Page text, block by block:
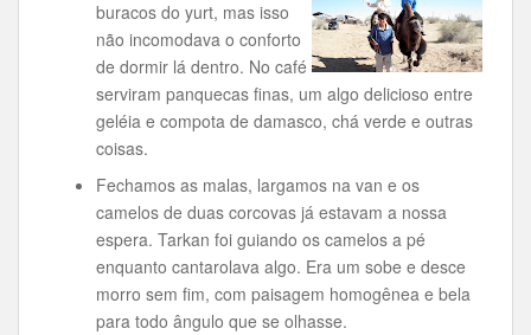
buracos do yurt, mas isso
não incomodava o conforto
de dormir lá dentro. No café
serviram panquecas finas, um algo delicioso entre
geléia e compota de damasco, chá verde e outras
coisas.
Fechamos as malas, largamos na van e os
camelos de duas corcovas já estavam a nossa
espera. Tarkan foi guiando os camelos a pé
enquanto cantarolava algo. Era um sobe e desce
morro sem fim, com paisagem homogênea e bela
para todo ângulo que se olhasse.